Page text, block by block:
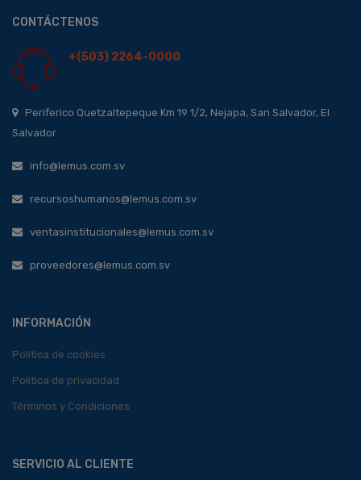
CONTÁCTENOS
+(503) 2264-0000
Periferico Quetzaltepeque Km 19 1/2, Nejapa, San Salvador, El
Salvador
info@lemus.com.sv
recursoshumanos@lemus.com.sv
ventasinstitucionales@lemus.com.sv
proveedores@lemus.com.sv
INFORMACIÓN
Política de cookies
Política de privacidad
Términos y Condiciones
SERVICIO AL CLIENTE